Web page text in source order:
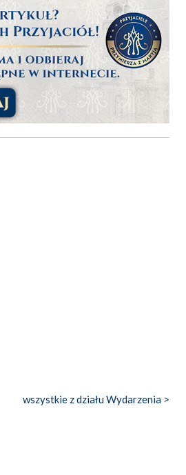
wszystkie z działu Wydarzenia >